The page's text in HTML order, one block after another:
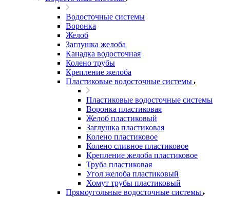
Водосточные системы
Воронка
Желоб
Заглушка желоба
Канадка водосточная
Колено трубы
Крепление желоба
Пластиковые водосточные системы
Пластиковые водосточные системы
Воронка пластиковая
Желоб пластиковый
Заглушка пластиковая
Колено пластиковое
Колено сливное пластиковое
Крепление желоба пластиковое
Труба пластиковая
Угол желоба пластиковый
Хомут трубы пластиковый
Прямоугольные водосточные системы